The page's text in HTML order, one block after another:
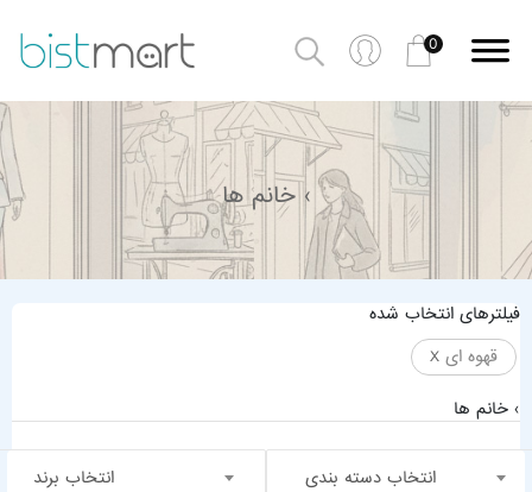
0
› خانم ها
فیلترهای انتخاب شده
قهوه ای
› خانم ها
انتخاب دسته بندی انتخاب برند